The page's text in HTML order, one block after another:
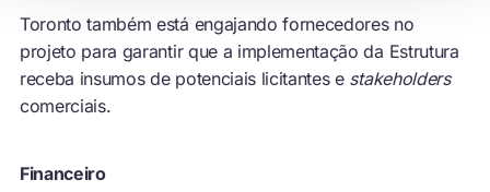
Toronto também está engajando fornecedores no
projeto para garantir que a implementação da Estrutura
receba insumos de potenciais licitantes e stakeholders
comerciais.
Financeiro